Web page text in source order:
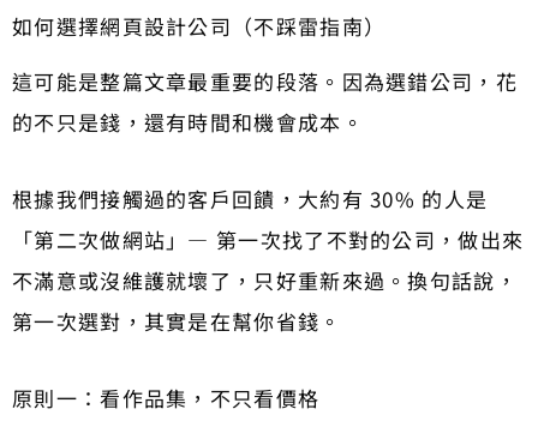
如何選擇網頁設計公司（不踩雷指南）
這可能是整篇文章最重要的段落。因為選錯公司，花
的不只是錢，還有時間和機會成本。
根據我們接觸過的客戶回饋，大約有 30% 的人是
「第二次做網站」— 第一次找了不對的公司，做出來
不滿意或沒維護就壞了，只好重新來過。換句話說，
第一次選對，其實是在幫你省錢。
原則一：看作品集，不只看價格